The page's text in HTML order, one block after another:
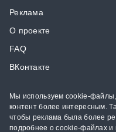
Реклама
О проекте
FAQ
ВКонтакте
Мы используем cookie-файлы,
контент более интересным.
чтобы реклама была более
подробнее о cookie-файлах и